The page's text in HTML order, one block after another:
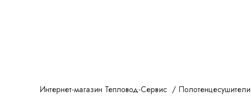
Интернет-магазин Тепловод-Сервис / Полотенцесушители